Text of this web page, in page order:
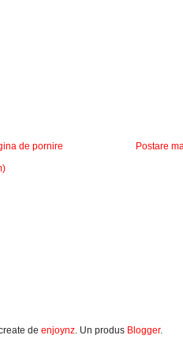
Postare
de pornire
de enjoynz. Un produs Blogger.